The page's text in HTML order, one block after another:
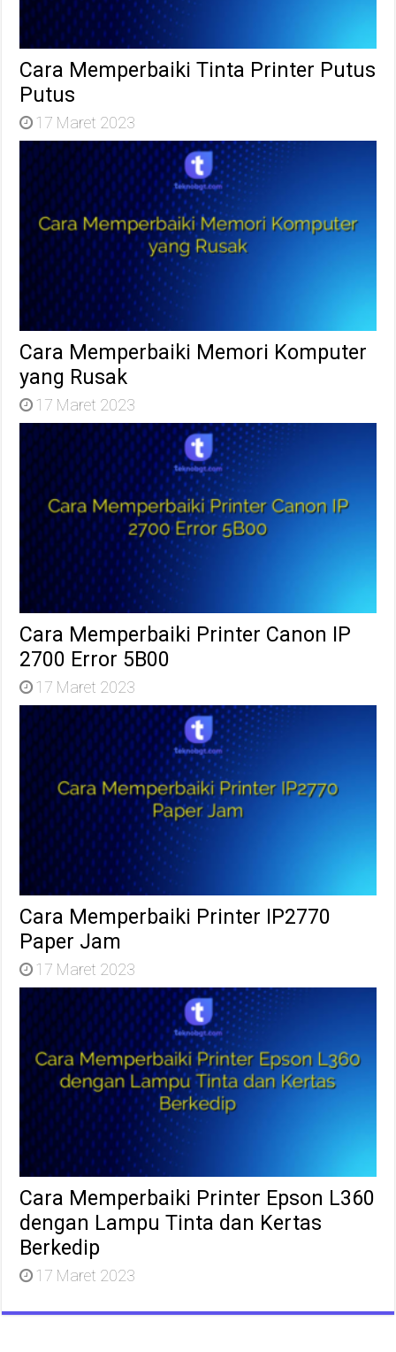
Cara Memperbaiki Tinta Printer Putus
Putus
17 Maret 2023
Cara Memperbaiki Memori Komputer
yang Rusak
17 Maret 2023
Cara Memperbaiki Printer Canon IP
2700 Error 5B00
17 Maret 2023
Cara Memperbaiki Printer IP2770
Paper Jam
17 Maret 2023
Cara Memperbaiki Printer Epson L360
dengan Lampu Tinta dan Kertas
Berkedip
17 Maret 2023